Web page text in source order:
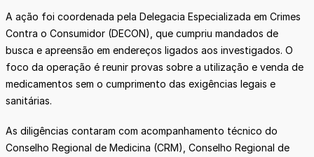
A ação foi coordenada pela Delegacia Especializada em Crimes
Contra o Consumidor (DECON), que cumpriu mandados de
busca e apreensão em endereços ligados aos investigados. O
foco da operação é reunir provas sobre a utilização e venda de
medicamentos sem o cumprimento das exigências legais e
sanitárias.
As diligências contaram com acompanhamento técnico do
Conselho Regional de Medicina (CRM), Conselho Regional de